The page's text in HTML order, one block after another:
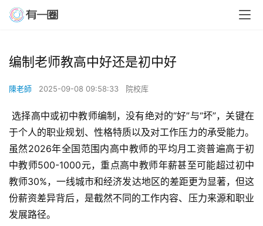
编制老师教高中好还是初中好
陳老師 2025-09-08 09:58:33 院校库
选择高中或初中教师编制，没有绝对的“好”与“坏”，关键在
于个人的职业规划、性格特质以及对工作压力的承受能力。
虽然2026年全国范围内高中教师的平均月工资普遍高于初
中教师500-1000元，重点高中教师年薪甚至可能超过初中
教师30%，一线城市和经济发达地区的差距更为显著，但这
份薪资差异背后，是截然不同的工作内容、压力来源和职业
发展路径。